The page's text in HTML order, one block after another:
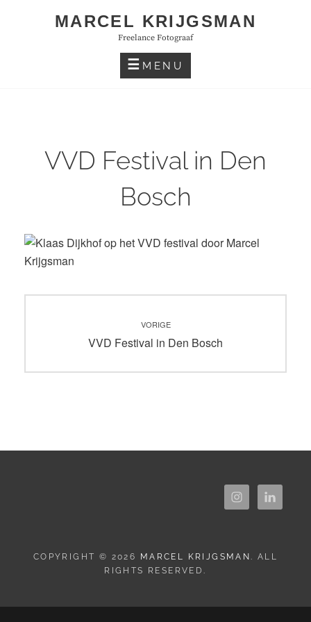
MARCEL KRIJGSMAN
Freelance Fotograaf
MENU
VVD Festival in Den
Bosch
navigatie
VORIGE
Vorig
VVD Festival in Den Bosch
COPYRIGHT © 2026 MARCEL KRIJGSMAN. ALL
RIGHTS RESERVED.